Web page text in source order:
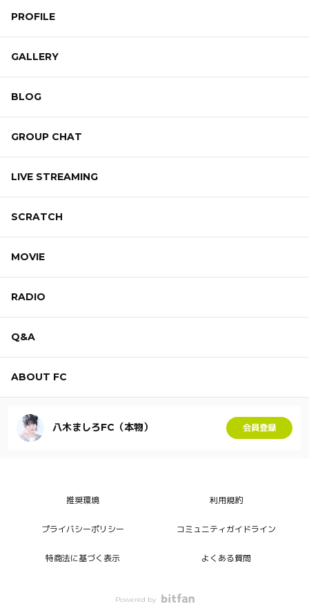
PROFILE
GALLERY
BLOG
GROUP CHAT
LIVE STREAMING
SCRATCH
MOVIE
RADIO
Q&A
ABOUT FC
八木ましろFC（本物） 会員登録
推奨環境 利用規約
プライバシーポリシー コミュニティガイドライン
特商法に基づく表示 よくある質問
Powered by